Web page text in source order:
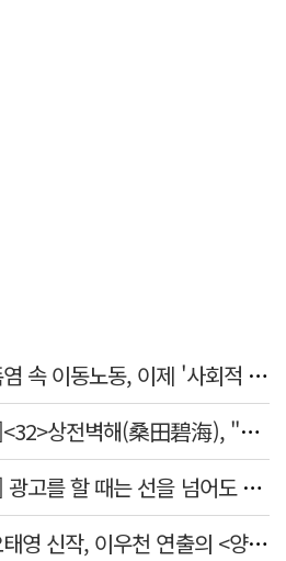
[이정식의 시대의 창]폭염 속 이동노동, 이제 '사회적 위험 관리'로 전환할 때
[뉴스로 보는 고사성어]<32>상전벽해(桑田碧海), "뽕나무밭이 푸른 바다가 되었다."
[김종섭의 광고 이야기] 광고를 할 때는 선을 넘어도 좋습니다.
[김건표의 연극리뷰] 오태영 신작, 이우천 연출의 <양은 양순하다>"국민을 온순한 양으로 길들이는 전체주의적 정치의 알레고리"